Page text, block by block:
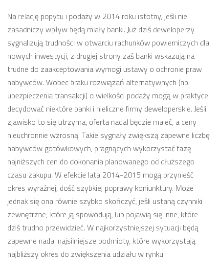
Na relację popytu i podaży w 2014 roku istotny, jeśli nie
zasadniczy wpływ będą miały banki. Już dziś deweloperzy
sygnalizują trudności w otwarciu rachunków powierniczych dla
nowych inwestycji, z drugiej strony zaś banki wskazują na
trudne do zaakceptowania wymogi ustawy o ochronie praw
nabywców. Wobec braku rozwiązań alternatywnych (np.
ubezpieczenia transakcji) o wielkości podaży mogą w praktyce
decydować niektóre banki i nieliczne firmy deweloperskie. Jeśli
zjawisko to się utrzyma, oferta nadal będzie maleć, a ceny
nieuchronnie wzrosną. Takie sygnały zwiększą zapewne liczbę
nabywców gotówkowych, pragnących wykorzystać fazę
najniższych cen do dokonania planowanego od dłuższego
czasu zakupu. W efekcie lata 2014-2015 mogą przynieść
okres wyraźnej, dość szybkiej poprawy koniunktury. Może
jednak się ona równie szybko skończyć, jeśli ustaną czynniki
zewnętrzne, które ją spowodują, lub pojawią się inne, które
dziś trudno przewidzieć. W najkorzystniejszej sytuacji będą
zapewne nadal najsilniejsze podmioty, które wykorzystają
najbliższy okres do zwiększenia udziału w rynku.